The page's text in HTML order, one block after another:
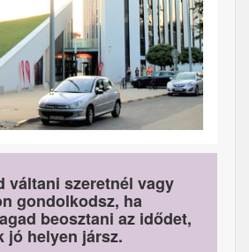
váltani szeretnél vagy
gondolkodsz, ha
beosztani az idődet,
jó helyen jársz.